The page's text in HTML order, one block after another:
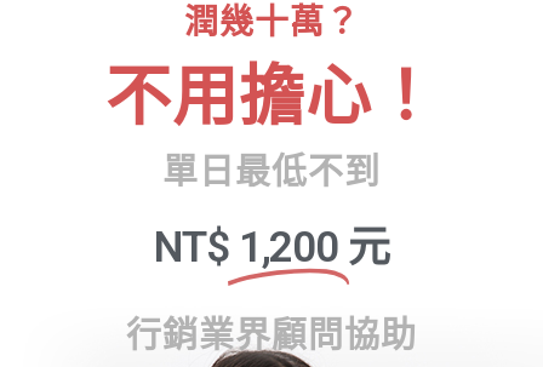
潤幾十萬？
不用擔心！
單日最低不到
NT$ 1,200 元
行銷業界顧問協助